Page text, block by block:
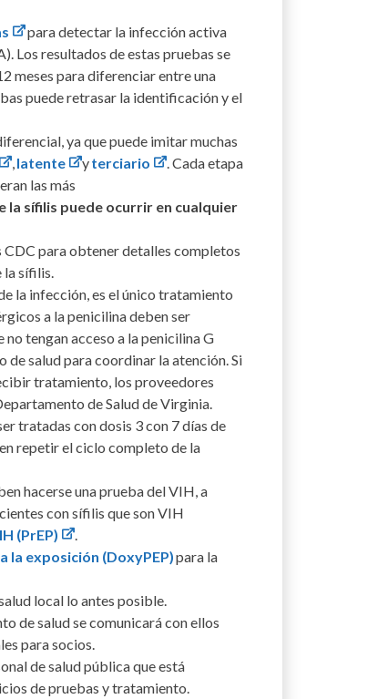
para detectar la infección activa
Los resultados de estas pruebas se
meses para diferenciar entre una
puede retrasar la identificación y el
ya que puede imitar muchas
latente yterciario
. Cada etapa
las más
la sífilis puede ocurrir en cualquier
CDC para obtener detalles completos
sífilis.
la infección, es el único tratamiento
a la penicilina deben ser
tengan acceso a la penicilina G
salud para coordinar la atención. Si
tratamiento, los proveedores
de Salud de Virginia.
tratadas con dosis 3 con 7 días de
repetir el ciclo completo de la
hacerse una prueba del VIH, a
con sífilis que son VIH
(PrEP)
exposición (DoxyPEP)para la
local lo antes posible.
de salud se comunicará con ellos
para socios.
de salud pública que está
de pruebas y tratamiento.